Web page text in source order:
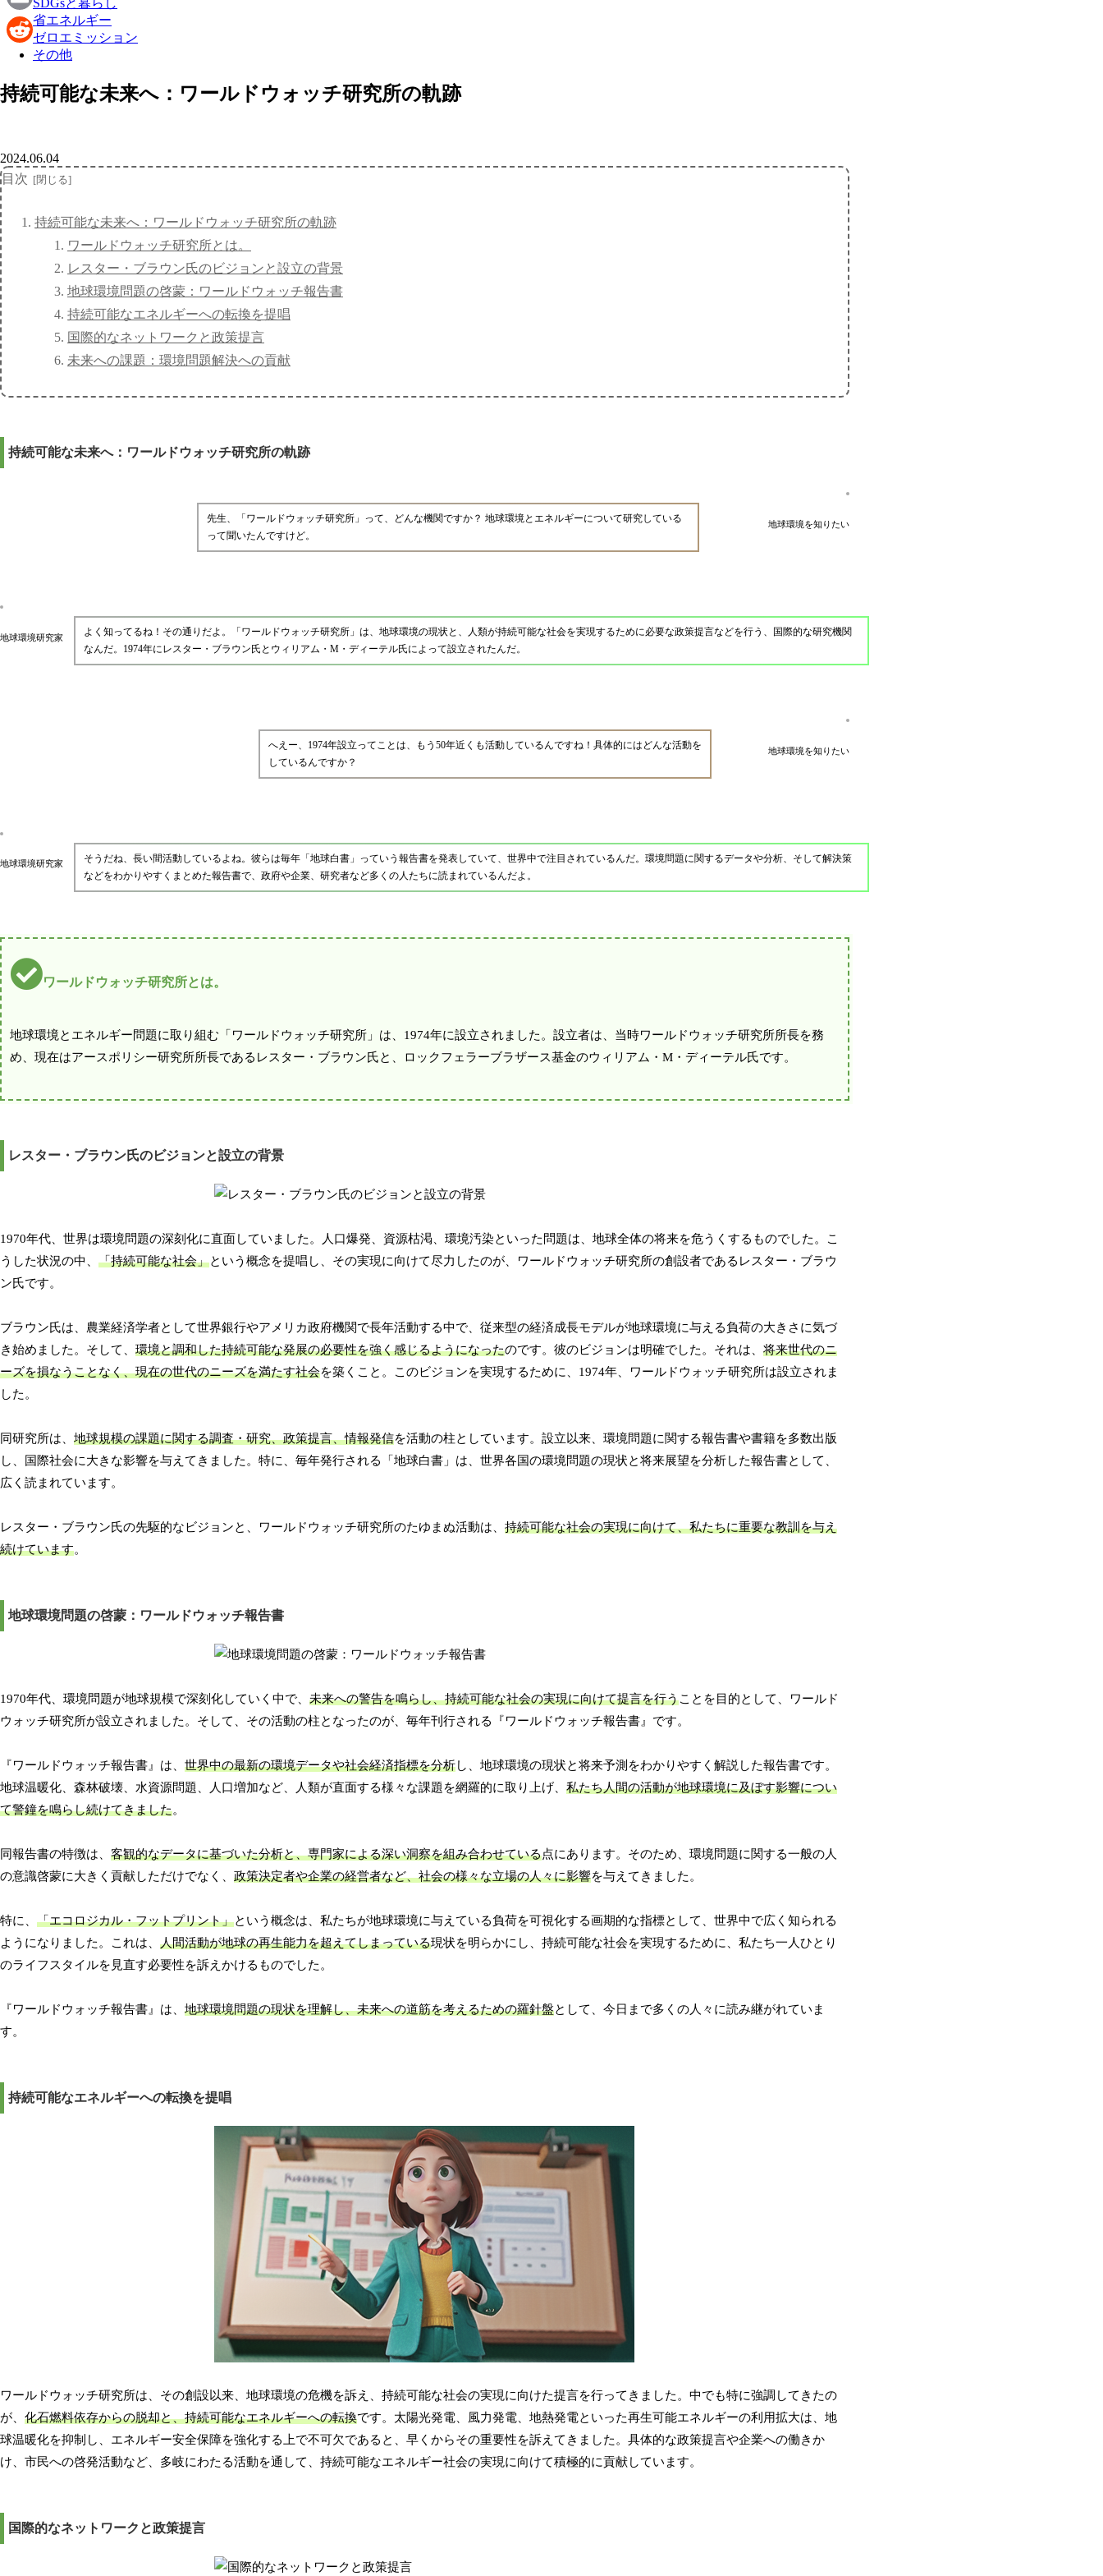
SDGsと暮らし
省エネルギー
ゼロエミッション
その他
持続可能な未来へ：ワールドウォッチ研究所の軌跡
2024.06.04
目次
持続可能な未来へ：ワールドウォッチ研究所の軌跡
ワールドウォッチ研究所とは。
レスター・ブラウン氏のビジョンと設立の背景
地球環境問題の啓蒙：ワールドウォッチ報告書
持続可能なエネルギーへの転換を提唱
国際的なネットワークと政策提言
未来への課題：環境問題解決への貢献
持続可能な未来へ：ワールドウォッチ研究所の軌跡
地球環境を知りたい
先生、「ワールドウォッチ研究所」って、どんな機関ですか？ 地球環境とエネルギーについて研究している
って聞いたんですけど。
地球環境研究家
よく知ってるね！その通りだよ。「ワールドウォッチ研究所」は、地球環境の現状と、人類が持続可能な社会を実現するために必要な政策提言などを行う、国際的な研究機関
なんだ。1974年にレスター・ブラウン氏とウィリアム・M・ディーテル氏によって設立されたんだ。
地球環境を知りたい
へえー、1974年設立ってことは、もう50年近くも活動しているんですね！具体的にはどんな活動を
しているんですか？
地球環境研究家
そうだね、長い間活動しているよね。彼らは毎年「地球白書」っていう報告書を発表していて、世界中で注目されているんだ。環境問題に関するデータや分析、そして解決策
などをわかりやすくまとめた報告書で、政府や企業、研究者など多くの人たちに読まれているんだよ。
ワールドウォッチ研究所とは。
地球環境とエネルギー問題に取り組む「ワールドウォッチ研究所」は、1974年に設立されました。設立者は、当時ワールドウォッチ研究所所長を務
め、現在はアースポリシー研究所所長であるレスター・ブラウン氏と、ロックフェラーブラザース基金のウィリアム・M・ディーテル氏です。
レスター・ブラウン氏のビジョンと設立の背景
1970年代、世界は環境問題の深刻化に直面していました。人口爆発、資源枯渇、環境汚染といった問題は、地球全体の将来を危うくするものでした。こ
うした状況の中、 「持続可能な社会」という概念を提唱し、その実現に向けて尽力したのが、ワールドウォッチ研究所の創設者であるレスター・ブラウ
ン氏です。
ブラウン氏は、農業経済学者として世界銀行やアメリカ政府機関で長年活動する中で、従来型の経済成長モデルが地球環境に与える負荷の大きさに気づ
き始めました。そして、 環境と調和した持続可能な発展の必要性を強く感じるようになったのです。彼のビジョンは明確でした。それは、 将来世代のニ
ーズを損なうことなく、現在の世代のニーズを満たす社会を築くこと。このビジョンを実現するために、1974年、ワールドウォッチ研究所は設立されま
した。
同研究所は、 地球規模の課題に関する調査・研究、政策提言、情報発信を活動の柱としています。設立以来、環境問題に関する報告書や書籍を多数出版
し、国際社会に大きな影響を与えてきました。特に、毎年発行される「地球白書」は、世界各国の環境問題の現状と将来展望を分析した報告書として、
広く読まれています。
レスター・ブラウン氏の先駆的なビジョンと、ワールドウォッチ研究所のたゆまぬ活動は、 持続可能な社会の実現に向けて、私たちに重要な教訓を与え
続けています。
地球環境問題の啓蒙：ワールドウォッチ報告書
1970年代、環境問題が地球規模で深刻化していく中で、 未来への警告を鳴らし、持続可能な社会の実現に向けて提言を行うことを目的として、ワールド
ウォッチ研究所が設立されました。そして、その活動の柱となったのが、毎年刊行される『ワールドウォッチ報告書』です。
『ワールドウォッチ報告書』は、 世界中の最新の環境データや社会経済指標を分析し、地球環境の現状と将来予測をわかりやすく解説した報告書です。
地球温暖化、森林破壊、水資源問題、人口増加など、人類が直面する様々な課題を網羅的に取り上げ、 私たち人間の活動が地球環境に及ぼす影響につい
て警鐘を鳴らし続けてきました。
同報告書の特徴は、 客観的なデータに基づいた分析と、専門家による深い洞察を組み合わせている点にあります。そのため、環境問題に関する一般の人
の意識啓蒙に大きく貢献しただけでなく、 政策決定者や企業の経営者など、社会の様々な立場の人々に影響を与えてきました。
特に、 「エコロジカル・フットプリント」という概念は、私たちが地球環境に与えている負荷を可視化する画期的な指標として、世界中で広く知られる
ようになりました。これは、 人間活動が地球の再生能力を超えてしまっている現状を明らかにし、持続可能な社会を実現するために、私たち一人ひとり
のライフスタイルを見直す必要性を訴えかけるものでした。
『ワールドウォッチ報告書』は、 地球環境問題の現状を理解し、未来への道筋を考えるための羅針盤として、今日まで多くの人々に読み継がれていま
す。
持続可能なエネルギーへの転換を提唱
ワールドウォッチ研究所は、その創設以来、地球環境の危機を訴え、持続可能な社会の実現に向けた提言を行ってきました。中でも特に強調してきたの
が、 化石燃料依存からの脱却と、持続可能なエネルギーへの転換です。太陽光発電、風力発電、地熱発電といった再生可能エネルギーの利用拡大は、地
球温暖化を抑制し、エネルギー安全保障を強化する上で不可欠であると、早くからその重要性を訴えてきました。具体的な政策提言や企業への働きか
け、市民への啓発活動など、多岐にわたる活動を通して、持続可能なエネルギー社会の実現に向けて積極的に貢献しています。
国際的なネットワークと政策提言
Email
Reddit